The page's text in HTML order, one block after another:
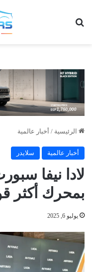
الرئيسية / أخبار عالمية
أخبار عالمية سلايدر
لادا نيفا
بمحرك أكثر
يوليو 6, 2025